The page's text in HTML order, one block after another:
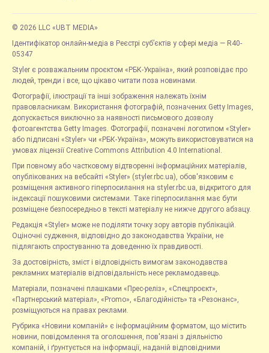
© 2026 LLC «UBT MEDIA»
Ідентифікатор онлайн-медіа в Реєстрі суб’єктів у сфері медіа — R40-
05347
Styler є розважальним проєктом «РБК-Україна», який розповідає про
людей, тренди і все, що цікаво читати поза новинами.
Фотографії, ілюстрації та інші зображення належать їхнім
правовласникам. Використання фотографій, позначених Getty Images,
допускається виключно за наявності письмового дозволу
фотоагентства Getty Images. Фотографії, позначені логотипом «Styler»
або підписані «Styler» чи «РБК-Україна», можуть використовуватися на
умовах ліцензії Creative Commons Attribution 4.0 International.
При повному або частковому відтворенні інформаційних матеріалів,
опублікованих на вебсайті «Styler» (styler.rbc.ua), обов'язковим є
розміщення активного гіперпосилання на styler.rbc.ua, відкритого для
індексації пошуковими системами. Таке гіперпосилання має бути
розміщене безпосередньо в тексті матеріалу не нижче другого абзацу.
Редакція «Styler» може не поділяти точку зору авторів публікацій.
Оціночні судження, відповідно до законодавства України, не
підлягають спростуванню та доведенню їх правдивості.
За достовірність, зміст і відповідність вимогам законодавства
рекламних матеріалів відповідальність несе рекламодавець.
Матеріали, позначені плашками «Прес-реліз», «Спецпроєкт»,
«Партнерський матеріал», «Promo», «Благодійність» та «Резонанс»,
розміщуються на правах реклами.
Рубрика «Новини компаній» є інформаційним форматом, що містить
новини, повідомлення та оголошення, пов'язані з діяльністю
компаній, і ґрунтується на інформації, наданій відповідними